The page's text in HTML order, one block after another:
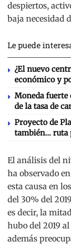
despiertos,
baja necesidad
Le puede
¿El nuevo
económico y
Moneda fuerte
de la tasa de
Proyecto de
también… ruta
El análisis del
ha observado
esta causa en
del 30% del
es decir, la
hubo del 2019
además